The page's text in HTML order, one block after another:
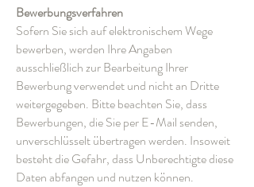
Bewerbungsverfahren
Sofern Sie sich auf elektronischem Wege
bewerben, werden Ihre Angaben
ausschließlich zur Bearbeitung Ihrer
Bewerbung verwendet und nicht an Dritte
weitergegeben. Bitte beachten Sie, dass
Bewerbungen, die Sie per E-Mail senden,
unverschlüsselt übertragen werden. Insoweit
besteht die Gefahr, dass Unberechtigte diese
Daten abfangen und nutzen können.